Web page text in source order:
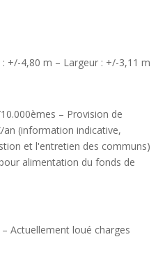
+/-4,80 m – Largeur : +/-3,11 m
– Provision de
an (information indicative,
et l'entretien des communs)
alimentation du fonds de
Actuellement loué charges